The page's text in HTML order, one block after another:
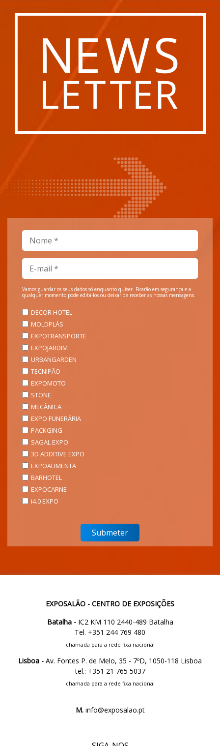
Vamos guardar os seus dados só enquanto quiser. Ficarão em segurança e a
qualquer momento pode editá-los ou deixar de receber as nossas mensagens.
DECOR HOTEL
MOLDPLÁS
EXPOTRANSPORTE
EXPOJARDIM
URBANGARDEN
TECNIPÃO
EXPOMOTO
STONE
MECÂNICA
EXPO FUNERÁRIA
PACKGING
SAGAL EXPO
3D ADDITIVE EXPO
EXPOALIMENTA
BARHOTEL
EXPOCARNE
i4.0 EXPO
EXPOSALÃO - CENTRO DE EXPOSIÇÕES
Batalha -IC2 KM 110 2440-489 Batalha
Tel. +351 244 769 480
chamada para a rede fixa nacional
Lisboa - Av. Fontes P. de Melo, 35 - 7ºD, 1050-118 Lisboa
tel.: +351 21 765 5037
chamada para a rede fixa nacional
M.info@exposalao.pt